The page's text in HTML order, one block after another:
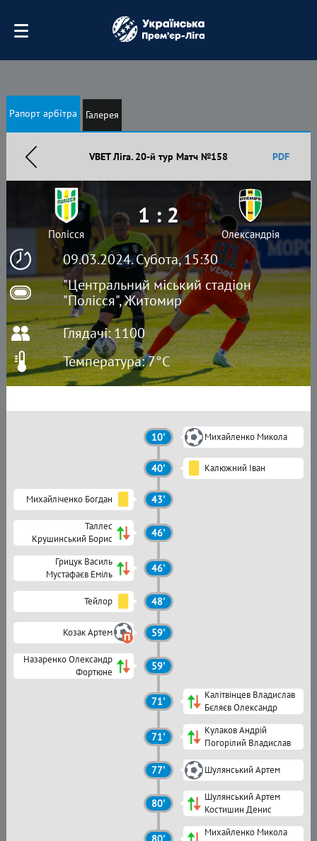
Рапорт арбітра Галерея
VBET Ліга. 20-й тур Матч №158 PDF
09.03.2024. Субота, 15:30
"Центральний міський стадіон
"Полісся", Житомир
Полісся
1 : 2
Олександрія
Глядачі: 1100
Температура: 7°C
10' Михайленко Микола
40' Калюжний Іван
Михайліченко Богдан 43'
Таллес
Крушинський Борис
46'
Грицук Василь
Мустафаєв Еміль
46'
Тейлор 48'
Козак Артем 59'
Назаренко Олександр
Фортюне
59'
71'
Калітвінцев Владислав
Бєляєв Олександр
71'
Кулаков Андрій
Погорілий Владислав
77' Шулянський Артем
80'
Шулянський Артем
Костишин Денис
Михайленко Микола